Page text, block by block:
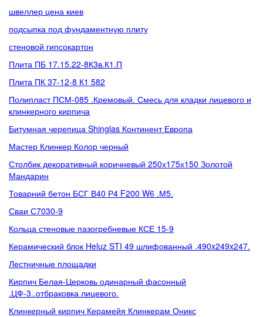
швеллер цена киев
подсыпка под фундаментную плиту
стеновой гипсокартон
Плита ПБ 17.15.22-8К3в.К1.П
Плита ПК 37-12-8 К1 582
Полипласт ПСМ-085 .Кремовый. Смесь для кладки лицевого и
клинкерного кирпича
Битумная черепица Shinglas Континент Европа
Мастер Клинкер Колор черный
Столбик декоративный коричневый 250х175х150 Золотой
Мандарин
Товарний бетон БСГ В40 Р4 F200 W6 .М5.
Сваи С7030-9
Кольца стеновые пазогребневые КСЕ 15-9
Керамический блок Heluz STI 49 шлифованный .490x249x247.
Лестничные площадки
Кирпич Белая-Церковь одинарный фасонный
.ЦФ-3..отбраковка лицевого.
Клинкерный кирпич Керамейя Клинкерам Оникс